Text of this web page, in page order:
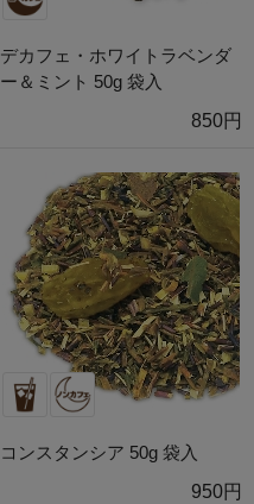
デカフェ・ホワイトラベンダ
ー＆ミント 50g 袋入
850円
コンスタンシア 50g 袋入
950円